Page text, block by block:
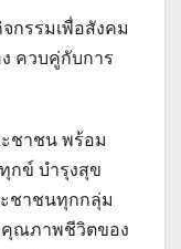
กรรมเพื่อสังคม
ควบคู่กับการ
ชาชน พร้อม
กข์ บำรุงสุข
ชาชนทุกกลุ่ม
คุณภาพชีวิตของ